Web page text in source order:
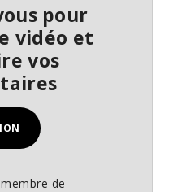
pour
vidéo et
vos
de